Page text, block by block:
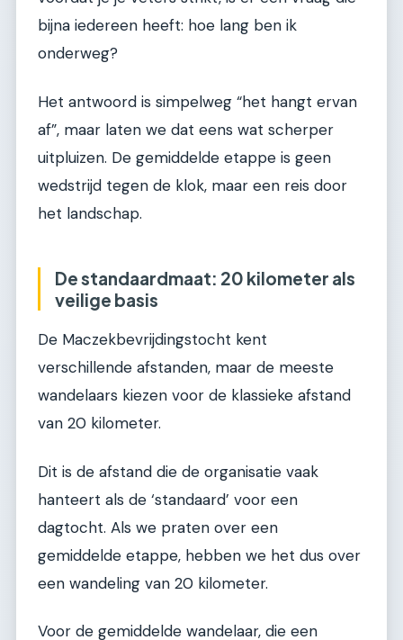
bijna iedereen heeft: hoe lang ben ik
onderweg?
Het antwoord is simpelweg “het hangt ervan
af”, maar laten we dat eens wat scherper
uitpluizen. De gemiddelde etappe is geen
wedstrijd tegen de klok, maar een reis door
het landschap.
De standaardmaat: 20 kilometer als
veilige basis
De Maczekbevrijdingstocht kent
verschillende afstanden, maar de meeste
wandelaars kiezen voor de klassieke afstand
van 20 kilometer.
Dit is de afstand die de organisatie vaak
hanteert als de ‘standaard’ voor een
dagtocht. Als we praten over een
gemiddelde etappe, hebben we het dus over
een wandeling van 20 kilometer.
Voor de gemiddelde wandelaar, die een